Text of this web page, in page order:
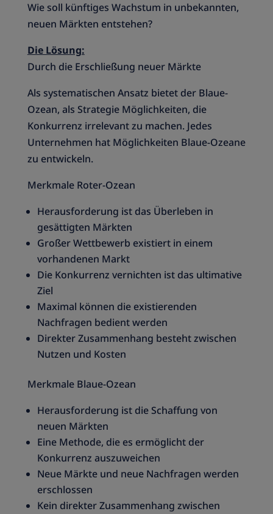
Wie soll künftiges Wachstum in unbekannten,
neuen Märkten entstehen?
Die Lösung:
Durch die Erschließung neuer Märkte
Als systematischen Ansatz bietet der Blaue-
Ozean, als Strategie Möglichkeiten, die
Konkurrenz irrelevant zu machen. Jedes
Unternehmen hat Möglichkeiten Blaue-Ozeane
zu entwickeln.
Merkmale Roter-Ozean
Herausforderung ist das Überleben in
gesättigten Märkten
Großer Wettbewerb existiert in einem
vorhandenen Markt
Die Konkurrenz vernichten ist das ultimative
Ziel
Maximal können die existierenden
Nachfragen bedient werden
Direkter Zusammenhang besteht zwischen
Nutzen und Kosten
Merkmale Blaue-Ozean
Herausforderung ist die Schaffung von
neuen Märkten
Eine Methode, die es ermöglicht der
Konkurrenz auszuweichen
Neue Märkte und neue Nachfragen werden
erschlossen
Kein direkter Zusammenhang zwischen